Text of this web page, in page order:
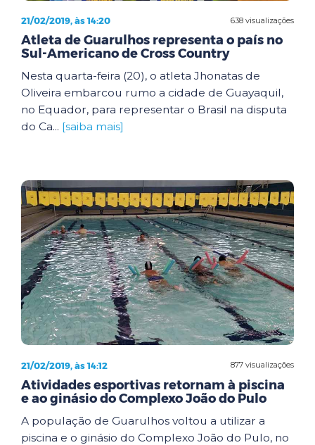
638 visualizações
21/02/2019, às 14:20
Atleta de Guarulhos representa o país no
Sul-Americano de Cross Country
Nesta quarta-feira (20), o atleta Jhonatas de
Oliveira embarcou rumo a cidade de Guayaquil,
no Equador, para representar o Brasil na disputa
do Ca... [saiba mais]
877 visualizações
21/02/2019, às 14:12
Atividades esportivas retornam à piscina
e ao ginásio do Complexo João do Pulo
A população de Guarulhos voltou a utilizar a
piscina e o ginásio do Complexo João do Pulo, no